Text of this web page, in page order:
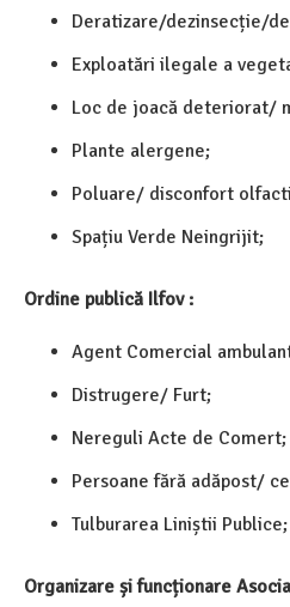
Deratizare/dezinsecție/
Exploatări ilegale a
Loc de joacă deteriorat/
Plante alergene;
Poluare/ disconfort
Spațiu Verde Neingrijit;
Ordine publică Ilfov :
Agent Comercial
Distrugere/ Furt;
Nereguli Acte de Comert;
Persoane fără adăpost/
Tulburarea Liniștii Publice;
Organizare și funcționare